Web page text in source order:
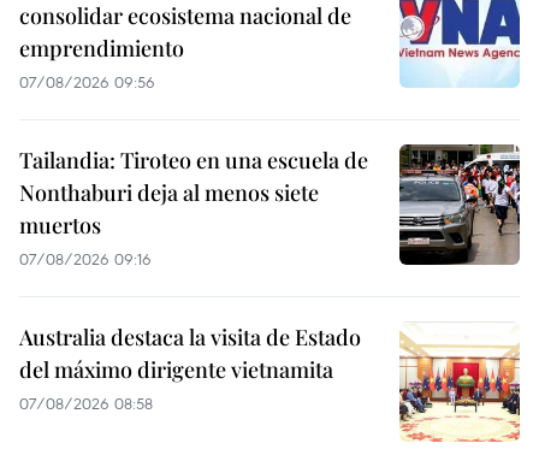
consolidar ecosistema nacional de
emprendimiento
07/08/2026 09:56
Tailandia: Tiroteo en una escuela de
Nonthaburi deja al menos siete
muertos
07/08/2026 09:16
Australia destaca la visita de Estado
del máximo dirigente vietnamita
07/08/2026 08:58